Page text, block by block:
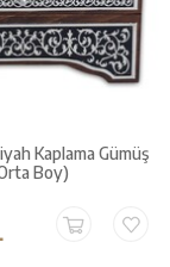
Kaplama Gümüş
Boy)